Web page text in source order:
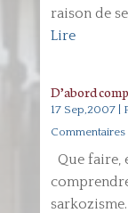
raison de
Lire
D’abord
17 Sep,2007|
Commentaires
Que faire,